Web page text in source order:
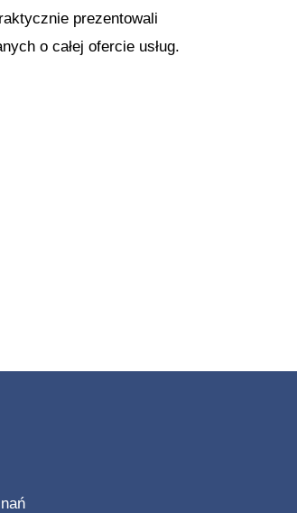
prezentowali
o całej ofercie usług.